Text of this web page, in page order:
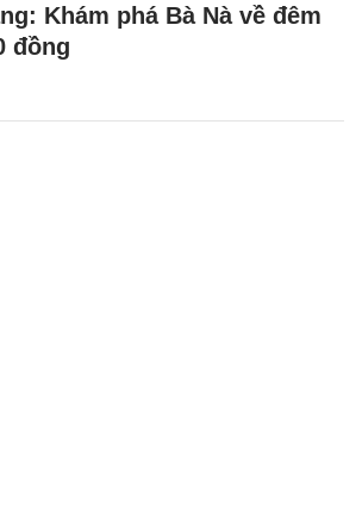
Khám phá Bà Nà về đêm
đồng